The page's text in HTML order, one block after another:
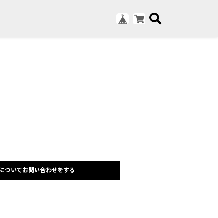
ついてお問い合わせをする